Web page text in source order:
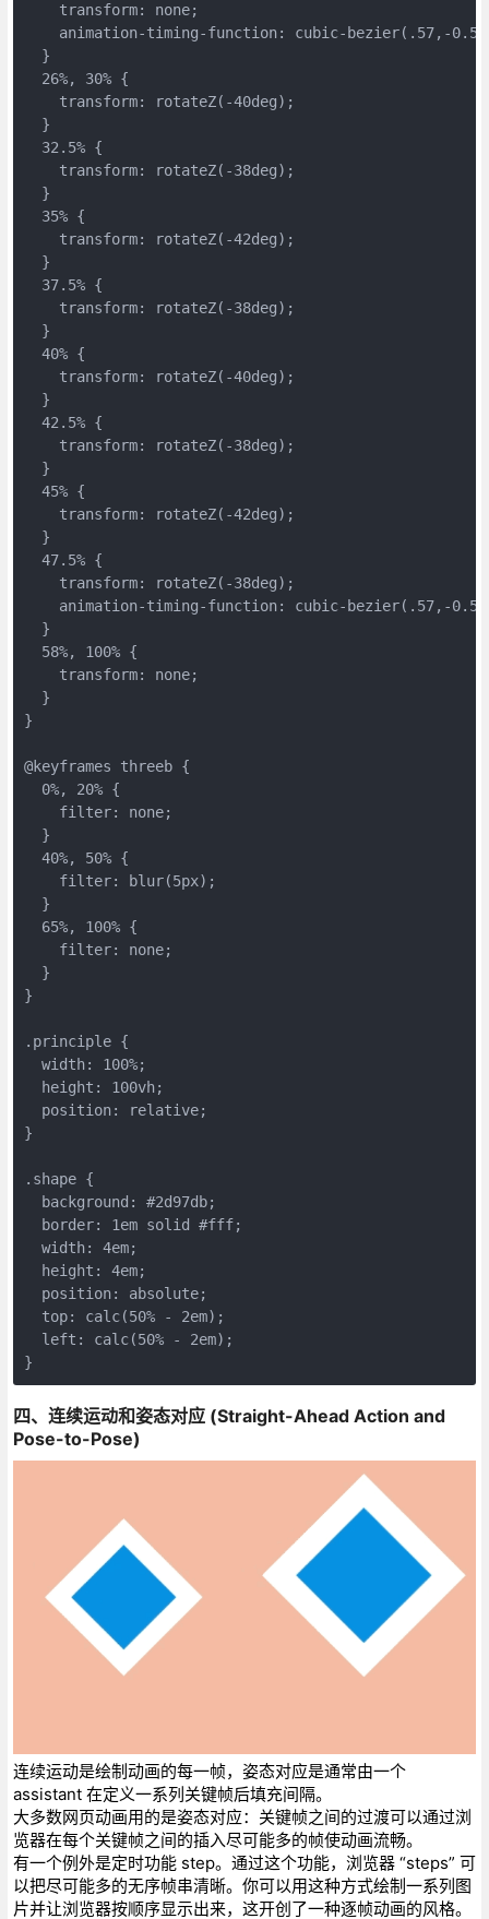
    transform: none;
animation-timing-function: cubic-bezier(.57,-
  }
  26%, 30% {
    transform: rotateZ(-40deg);
  }
  32.5% {
    transform: rotateZ(-38deg);
  }
  35% {
    transform: rotateZ(-42deg);
  }
  37.5% {
    transform: rotateZ(-38deg);
  }
  40% {
    transform: rotateZ(-40deg);
  }
  42.5% {
    transform: rotateZ(-38deg);
  }
  45% {
    transform: rotateZ(-42deg);
  }
  47.5% {
    transform: rotateZ(-38deg);
animation-timing-function: cubic-bezier(.57,-
  }
  58%, 100% {
    transform: none;
  }
}
@keyframes threeb {
  0%, 20% {
    filter: none;
  }
  40%, 50% {
    filter: blur(5px);
  }
  65%, 100% {
    filter: none;
  }
}
.principle {
  width: 100%;
  height: 100vh;
  position: relative;
}
.shape {
  background: #2d97db;
  border: 1em solid #fff;
  width: 4em;
  height: 4em;
  position: absolute;
  top: calc(50% - 2em);
  left: calc(50% - 2em);
}
四、连续运动和姿态对应 (Straight-Ahead Action and
Pose-to-Pose)
连续运动是绘制动画的每一帧，姿态对应是通常由一个
assistant 在定义一系列关键帧后填充间隔。
大多数网页动画用的是姿态对应：关键帧之间的过渡可以通过浏
览器在每个关键帧之间的插入尽可能多的帧使动画流畅。
有一个例外是定时功能 step。通过这个功能，浏览器 “steps” 可
以把尽可能多的无序帧串清晰。你可以用这种方式绘制一系列图
片并让浏览器按顺序显示出来，这开创了一种逐帧动画的风格。